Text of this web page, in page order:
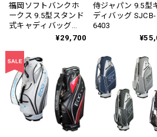
福岡ソフトバンクホ
ークス 9.5型スタンド
式キャディバッグ
¥29,700
侍ジャパン 9.5型
ディバッグ SJCB-
6403